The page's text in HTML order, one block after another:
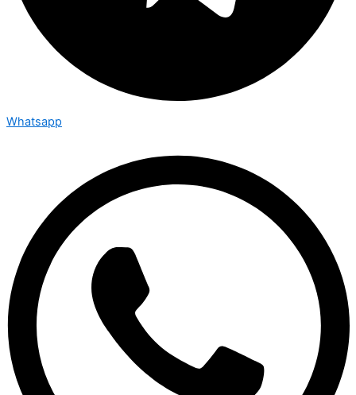
Whatsapp